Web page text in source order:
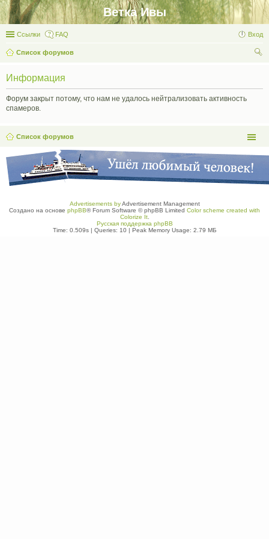
Ветка Ивы
Ссылки FAQ Вход
Список форумов
Информация
Форум закрыт потому, что нам не удалось нейтрализовать активность
спамеров.
Список форумов
Advertisements byAdvertisement Management
Создано на основе phpBB® Forum Software © phpBB Limited Color scheme created with
Colorize It.
Русская поддержка phpBB
Time: 0.509s| Queries: 10| Peak Memory Usage: 2.79 МБ